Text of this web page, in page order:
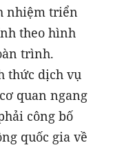
nhiệm triển
theo hình
trình.
thức dịch vụ
quan ngang
công bố
quốc gia về